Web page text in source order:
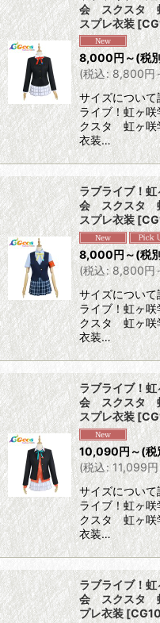
会 スクスタ
スプレ衣装 [
8,000 円～(税
(税込: 8,800円
サイズについ
ライブ！虹ヶ
クスタ 虹ヶ
衣装…
ラブライブ！
会 スクスタ
スプレ衣装[
8,000円～(税
(税込: 8,800円
サイズについ
ライブ！虹ヶ
クスタ 虹ヶ
衣装…
ラブライブ！
会 スクスタ
スプレ衣装 [
10,090円 ～(税
(税込: 11,099円
サイズについ
ライブ！虹ヶ
クスタ 虹ヶ
衣装…
ラブライブ！
会 スクスタ
プレ衣装 [